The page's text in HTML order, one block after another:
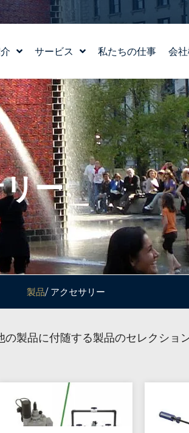
サービス
水場のデザイン
WATERLAB™
製品および技術サポート
私たちの仕事 会
ス
私
チ
採
ー
製品/ アクセサリー
の製品に付随する製品のセレクション